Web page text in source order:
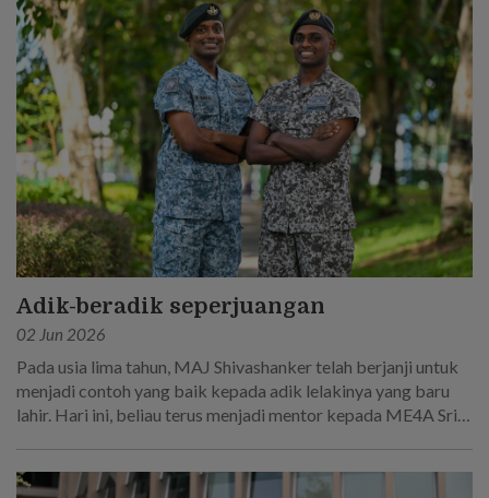
Adik-beradik seperjuangan
02 Jun 2026
Pada usia lima tahun, MAJ Shivashanker telah berjanji untuk
menjadi contoh yang baik kepada adik lelakinya yang baru
lahir. Hari ini, beliau terus menjadi mentor kepada ME4A Sri